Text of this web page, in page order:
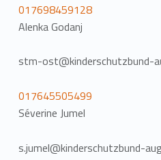
017698459128
Alenka Godanj
stm-ost@kinderschutzbund-
017645505499
Séverine Jumel
s.jumel@kinderschutzbund-